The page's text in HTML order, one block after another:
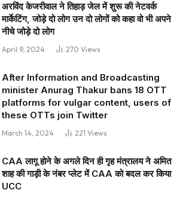
अरविंद केजरीवाल ने तिहाड़ जेल में शुरू की नेटवर्क
मार्केटिंग, जोड़े दो लोग उन दो लोगों को कहा वो भी अपने
नीचे जोड़े दो लोग
April 9, 2024 270 Views
After Information and Broadcasting
minister Anurag Thakur bans 18 OTT
platforms for vulgar content, users of
these OTTs join Twitter
March 14, 2024 221 Views
CAA लागू होने के अगले दिन ही गृह मंत्रालय ने अमित
शाह की गाड़ी के नंबर प्लेट में CAA को बदल कर किया
UCC